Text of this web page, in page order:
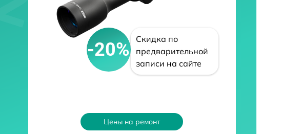
-20%
Скидка по
предварительной
записи на сайте
Цены на ремонт